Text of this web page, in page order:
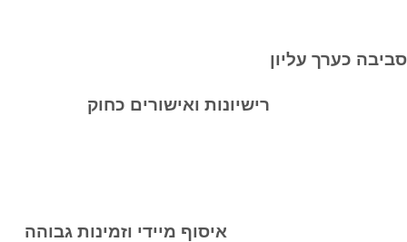
סביבה כערך עליון
רישיונות ואישורים כחוק
איסוף מיידי וזמינות גבוהה